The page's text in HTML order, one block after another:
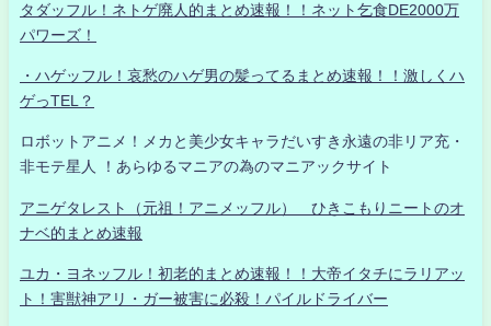
タダッフル！ネトゲ廃人的まとめ速報！！ネット乞食DE2000万
パワーズ！
・ハゲッフル！哀愁のハゲ男の髪ってるまとめ速報！！激しくハ
ゲっTEL？
ロボットアニメ！メカと美少女キャラだいすき永遠の非リア充・
非モテ星人 ！あらゆるマニアの為のマニアックサイト
アニゲタレスト（元祖！アニメッフル） ひきこもりニートのオ
ナベ的まとめ速報
ユカ・ヨネッフル！初老的まとめ速報！！大帝イタチにラリアッ
ト！害獣神アリ・ガー被害に必殺！パイルドライバー